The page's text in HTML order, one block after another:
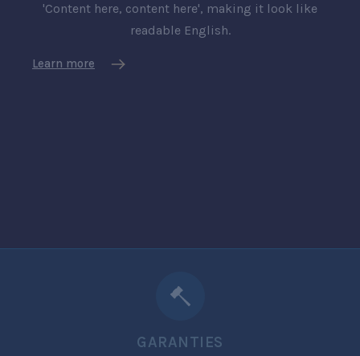
'Content here, content here', making it look like
readable English.
Learn more
GARANTIES